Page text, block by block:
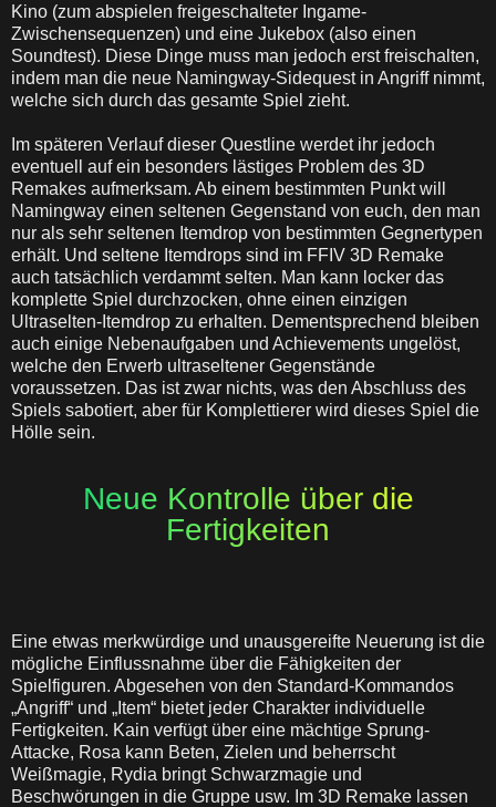
Kino (zum abspielen freigeschalteter Ingame-
Zwischensequenzen) und eine Jukebox (also einen
Soundtest). Diese Dinge muss man jedoch erst freischalten,
indem man die neue Namingway-Sidequest in Angriff nimmt,
welche sich durch das gesamte Spiel zieht.
Im späteren Verlauf dieser Questline werdet ihr jedoch
eventuell auf ein besonders lästiges Problem des 3D
Remakes aufmerksam. Ab einem bestimmten Punkt will
Namingway einen seltenen Gegenstand von euch, den man
nur als sehr seltenen Itemdrop von bestimmten Gegnertypen
erhält. Und seltene Itemdrops sind im FFIV 3D Remake
auch tatsächlich verdammt selten. Man kann locker das
komplette Spiel durchzocken, ohne einen einzigen
Ultraselten-Itemdrop zu erhalten. Dementsprechend bleiben
auch einige Nebenaufgaben und Achievements ungelöst,
welche den Erwerb ultraseltener Gegenstände
voraussetzen. Das ist zwar nichts, was den Abschluss des
Spiels sabotiert, aber für Komplettierer wird dieses Spiel die
Hölle sein.
Neue Kontrolle über die
Fertigkeiten
Eine etwas merkwürdige und unausgereifte Neuerung ist die
mögliche Einflussnahme über die Fähigkeiten der
Spielfiguren. Abgesehen von den Standard-Kommandos
„Angriff“ und „Item“ bietet jeder Charakter individuelle
Fertigkeiten. Kain verfügt über eine mächtige Sprung-
Attacke, Rosa kann Beten, Zielen und beherrscht
Weißmagie, Rydia bringt Schwarzmagie und
Beschwörungen in die Gruppe usw. Im 3D Remake lassen